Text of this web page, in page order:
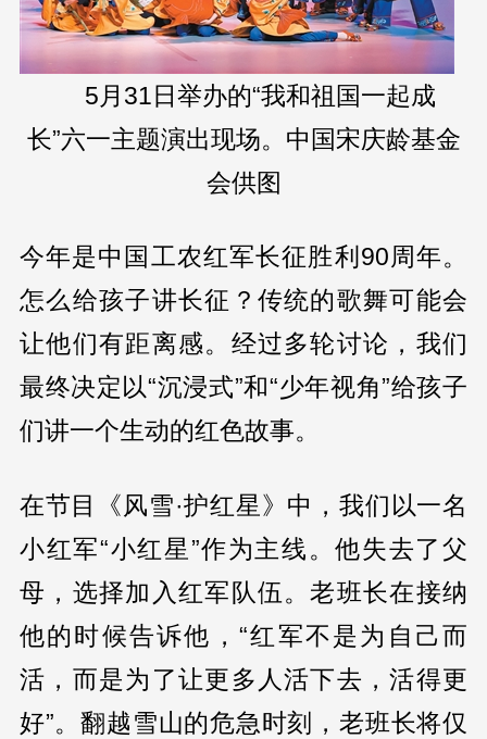
5月31日举办的“我和祖国一起成
长”六一主题演出现场。中国宋庆龄基金
会供图
今年是中国工农红军长征胜利90周年。
怎么给孩子讲长征？传统的歌舞可能会
让他们有距离感。经过多轮讨论，我们
最终决定以“沉浸式”和“少年视角”给孩子
们讲一个生动的红色故事。
在节目《风雪·护红星》中，我们以一名
小红军“小红星”作为主线。他失去了父
母，选择加入红军队伍。老班长在接纳
他的时候告诉他，“红军不是为自己而
活，而是为了让更多人活下去，活得更
好”。翻越雪山的危急时刻，老班长将仅